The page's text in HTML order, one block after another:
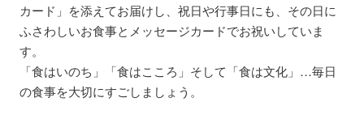
カード」を添えてお届けし、祝日や行事日にも、その日に
ふさわしいお食事とメッセージカードでお祝いしていま
す。
「食はいのち」「食はこころ」そして「食は文化」…毎日
の食事を大切にすごしましょう。